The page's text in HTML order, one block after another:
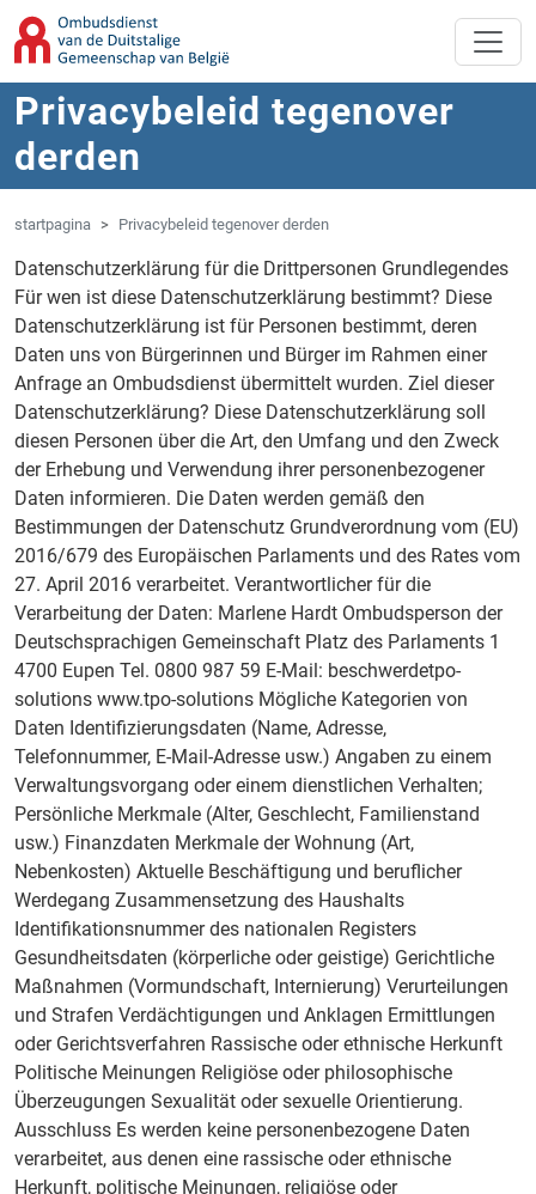
Overslaan naar hoofdinhoud
Spring naar navigatie
Privacybeleid tegenover
derden
startpagina Privacybeleid tegenover derden
Datenschutzerklärung für die Drittpersonen Grundlegendes
Für wen ist diese Datenschutzerklärung bestimmt? Diese
Datenschutzerklärung ist für Personen bestimmt, deren
Daten uns von Bürgerinnen und Bürger im Rahmen einer
Anfrage an Ombudsdienst übermittelt wurden. Ziel dieser
Datenschutzerklärung? Diese Datenschutzerklärung soll
diesen Personen über die Art, den Umfang und den Zweck
der Erhebung und Verwendung ihrer personenbezogener
Daten informieren. Die Daten werden gemäß den
Bestimmungen der Datenschutz Grundverordnung vom (EU)
2016/679 des Europäischen Parlaments und des Rates vom
27. April 2016 verarbeitet. Verantwortlicher für die
Verarbeitung der Daten: Marlene Hardt Ombudsperson der
Deutschsprachigen Gemeinschaft Platz des Parlaments 1
4700 Eupen Tel. 0800 987 59 E-Mail: beschwerdetpo-
solutions www.tpo-solutions Mögliche Kategorien von
Daten Identifizierungsdaten (Name, Adresse,
Telefonnummer, E-Mail-Adresse usw.) Angaben zu einem
Verwaltungsvorgang oder einem dienstlichen Verhalten;
Persönliche Merkmale (Alter, Geschlecht, Familienstand
usw.) Finanzdaten Merkmale der Wohnung (Art,
Nebenkosten) Aktuelle Beschäftigung und beruflicher
Werdegang Zusammensetzung des Haushalts
Identifikationsnummer des nationalen Registers
Gesundheitsdaten (körperliche oder geistige) Gerichtliche
Maßnahmen (Vormundschaft, Internierung) Verurteilungen
und Strafen Verdächtigungen und Anklagen Ermittlungen
oder Gerichtsverfahren Rassische oder ethnische Herkunft
Politische Meinungen Religiöse oder philosophische
Überzeugungen Sexualität oder sexuelle Orientierung.
Ausschluss Es werden keine personenbezogene Daten
verarbeitet, aus denen eine rassische oder ethnische
Herkunft, politische Meinungen, religiöse oder